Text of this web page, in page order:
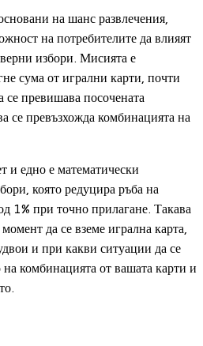
на шанс развлечения,
на потребителите да влияят
избори. Мисията е
сума от игрални карти, почти
превишава посочената
се превъзхожда комбинацията на
и едно е математически
която редуцира ръба на
1% при точно прилагане. Такава
да се вземе игрална карта,
и при какви ситуации да се
комбинацията от вашата карти и